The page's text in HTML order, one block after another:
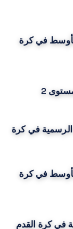
في كرة
2
في كرة
في كرة
في كرة القدم